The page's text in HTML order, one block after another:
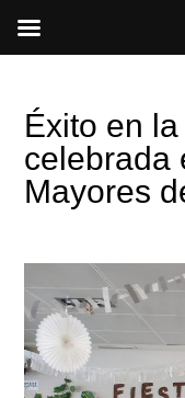
Éxito en
celebrada
Mayores